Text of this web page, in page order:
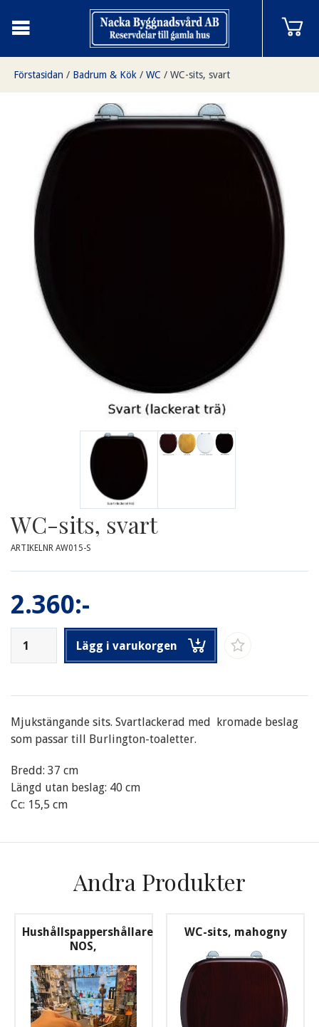
Förstasidan / Badrum & Kök / WC / WC-sits, svart
WC-sits, svart
ARTIKELNR AW015-S
2.360:-
Lägg i varukorgen
Mjukstängande sits. Svartlackerad med kromade beslag
som passar till Burlington-toaletter.
Bredd: 37 cm
Längd utan beslag: 40 cm
Cc: 15,5 cm
Andra Produkter
Hushållspappershållare
NOS,
WC-sits, mahogny